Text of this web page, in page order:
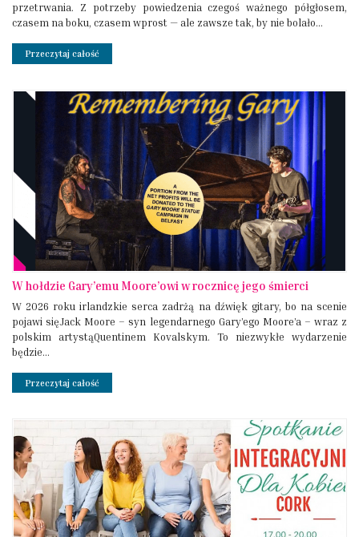
przetrwania. Z potrzeby powiedzenia czegoś ważnego półgłosem,
czasem na boku, czasem wprost — ale zawsze tak, by nie bolało...
Przeczytaj całość
W hołdzie Gary’emu Moore’owi w rocznicę jego śmierci
W 2026 roku irlandzkie serca zadrżą na dźwięk gitary, bo na scenie
pojawi sięJack Moore – syn legendarnego Gary’ego Moore’a – wraz z
polskim artystąQuentinem Kovalskym. To niezwykłe wydarzenie
będzie...
Przeczytaj całość